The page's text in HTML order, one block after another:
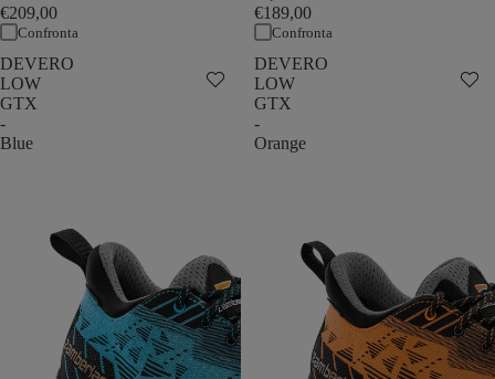
€209,00
Confronta
€189,00
Confronta
DEVERO
LOW
GTX
-
Blue
DEVERO
LOW
GTX
-
Orange